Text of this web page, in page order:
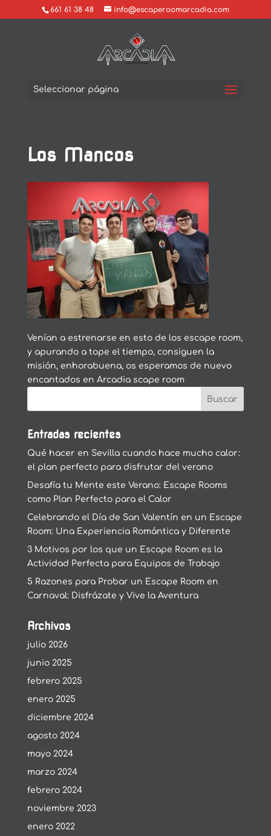
661 61 38 48 info@escaperoomarcadia.com
Seleccionar página
Los Mancos
Venían a estrenarse en esto de los escape room,
y apurando a tope el tiempo, consiguen la
misión, enhorabuena, os esperamos de nuevo
encantados en Arcadia scape room
Entradas recientes
Qué hacer en Sevilla cuando hace mucho calor:
el plan perfecto para disfrutar del verano
Desafía tu Mente este Verano: Escape Rooms
como Plan Perfecto para el Calor
Celebrando el Día de San Valentín en un Escape
Room: Una Experiencia Romántica y Diferente
3 Motivos por los que un Escape Room es la
Actividad Perfecta para Equipos de Trabajo
5 Razones para Probar un Escape Room en
Carnaval: Disfrázate y Vive la Aventura
Archivos
julio 2026
junio 2025
febrero 2025
enero 2025
diciembre 2024
agosto 2024
mayo 2024
marzo 2024
febrero 2024
noviembre 2023
enero 2022